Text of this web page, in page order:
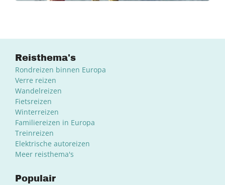
Reisthema's
Rondreizen binnen Europa
Verre reizen
Wandelreizen
Fietsreizen
Winterreizen
Familiereizen in Europa
Treinreizen
Elektrische autoreizen
Meer reisthema's
Populair